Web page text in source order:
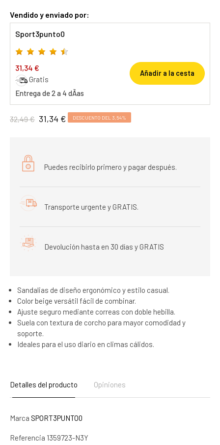
Vendido y enviado por:
Sport3punto0
31,34 €
Gratis
Entrega de 2 a 4 dÃ­as
Añadir a la cesta
32,49 € 31,34 € DESCUENTO DEL 3,54%
Puedes recibirlo primero y pagar después.
Transporte urgente y GRATIS.
Devolución hasta en 30 días y GRATIS
Sandalias de diseño ergonómico y estilo casual.
Color beige versátil fácil de combinar.
Ajuste seguro mediante correas con doble hebilla.
Suela con textura de corcho para mayor comodidad y
soporte.
Ideales para el uso diario en climas cálidos.
Detalles del producto Opiniones
Marca SPORT3PUNTO0
Referencia 1359723-N3Y